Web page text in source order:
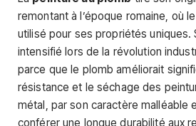
remontant à l’époque romaine, où
utilisé pour ses propriétés uniques.
intensifié lors de la révolution
parce que le plomb améliorait
résistance et le séchage des
métal, par son caractère malléable
conférer une longue durabilité aux